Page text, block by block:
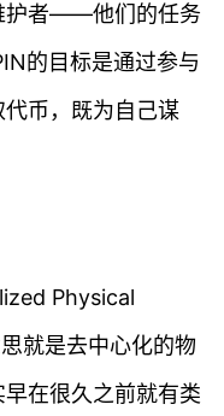
护者——他们的任务
的目标是通过参与
币，既为自己谋
Physical
就是去中心化的物
在很久之前就有类